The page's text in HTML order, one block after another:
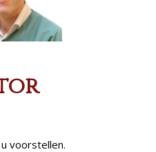
voorstellen.